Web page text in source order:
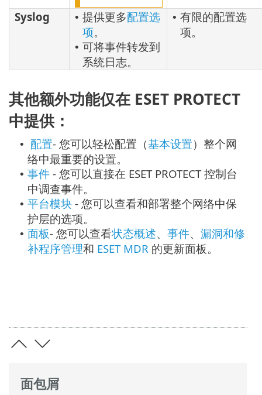
面包屑
Syslog • 提供更多配置选
项。
• 可将事件转发到
系统日志。
• 有限的配置选
项。
其他额外功能仅在 ESET PROTECT
中提供：
• 配置- 您可以轻松配置（基本设置）整个网
络中最重要的设置。
• 事件 - 您可以直接在 ESET PROTECT 控制台
中调查事件。
• 平台模块 - 您可以查看和部署整个网络中保
护层的选项。
• 面板- 您可以查看状态概述、 事件、 漏洞和修
补程序管理和 ESET MDR 的更新面板。